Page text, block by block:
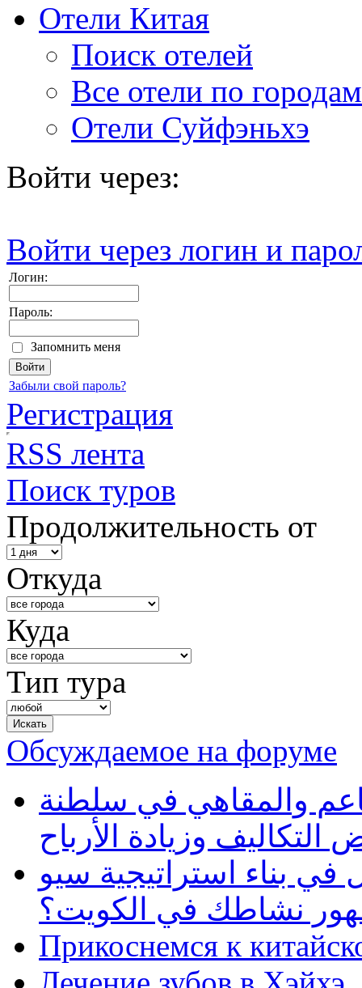
Отели Китая
Поиск отелей
Все отели по городам
Отели Суйфэньхэ
Войти через:
Войти через логин и
Логин:
Пароль:
Запомнить меня
Забыли свой пароль?
Регистрация
RSS лента
Поиск туров
Продолжительность от
Откуда
Куда
Тип тура
Обсуждаемое на форуме
والمقاهي في سلطنة
وزيادة الأرباح
بناء استراتيجية سيو
نشاطك في الكويت؟
Прикоснемся к